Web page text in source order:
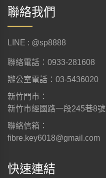
聯絡我們
LINE : @sp8888
聯絡電話：0933-281608
辦公室電話：03-5436020
新竹門市：
新竹市經國路一段245巷8號
聯絡信箱：
fibre.key6018@gmail.com
快速連結